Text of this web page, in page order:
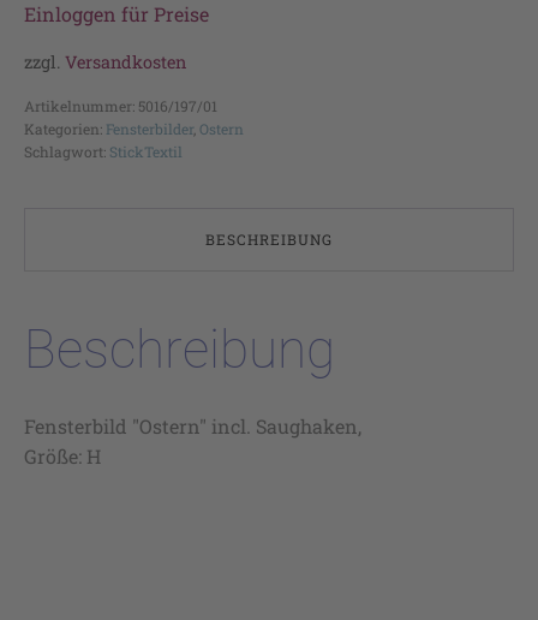
Einloggen für Preise
zzgl. Versandkosten
Artikelnummer: 5016/197/01
Kategorien: Fensterbilder Ostern
Schlagwort: StickTextil
BESCHREIBUNG
Beschreibung
Fensterbild "Ostern" incl. Saughaken,
Größe: H